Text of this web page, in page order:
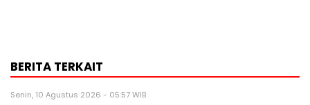
BERITA TERKAIT
Senin, 10 Agustus 2026 - 05:57 WIB